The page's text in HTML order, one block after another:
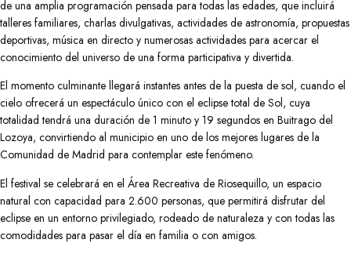
de una amplia programación pensada para todas las edades, que incluirá
talleres familiares, charlas divulgativas, actividades de astronomía, propuestas
deportivas, música en directo y numerosas actividades para acercar el
conocimiento del universo de una forma participativa y divertida.
El momento culminante llegará instantes antes de la puesta de sol, cuando el
cielo ofrecerá un espectáculo único con el eclipse total de Sol, cuya
totalidad tendrá una duración de 1 minuto y 19 segundos en Buitrago del
Lozoya, convirtiendo al municipio en uno de los mejores lugares de la
Comunidad de Madrid para contemplar este fenómeno.
El festival se celebrará en el Área Recreativa de Riosequillo, un espacio
natural con capacidad para 2.600 personas, que permitirá disfrutar del
eclipse en un entorno privilegiado, rodeado de naturaleza y con todas las
comodidades para pasar el día en familia o con amigos.